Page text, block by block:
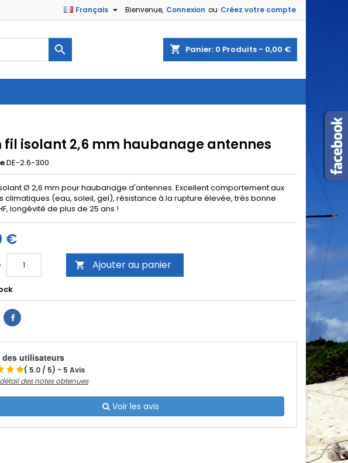
Bienvenue, Connexion ou Créez votre compte
Français 
shopping_cart Panier: 0 Produits - 0,00 €

fil isolant 2,6 mm haubanage antennes
DE-2.6-300
Ø 2,6 mm pour haubanage d'antennes. Excellent comportement aux
climatiques (eau, soleil, gel), résistance à la rupture élevée, très bonne
longévité de plus de 25 ans !
€
 Ajouter au panier
des utilisateurs
( 5.0 / 5) - 5 Avis
des notes obtenues
Voir les avis